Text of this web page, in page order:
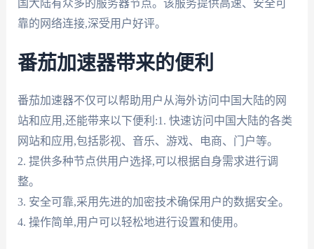
国大陆有众多的服务器节点。该服务提供高速、安全可
靠的网络连接,深受用户好评。
番茄加速器带来的便利
番茄加速器不仅可以帮助用户从海外访问中国大陆的网
站和应用,还能带来以下便利:1. 快速访问中国大陆的各类
网站和应用,包括影视、音乐、游戏、电商、门户等。
2. 提供多种节点供用户选择,可以根据自身需求进行调
整。
3. 安全可靠,采用先进的加密技术确保用户的数据安全。
4. 操作简单,用户可以轻松地进行设置和使用。